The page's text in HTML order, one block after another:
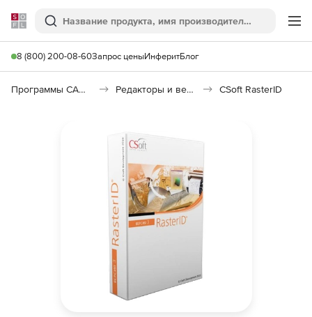
Softline
Поиск
8 (800) 200-08-60Запрос ценыИнферитБлог
Программы САПР и ГИС Редакторы и векторизаторы CSoft RasterID